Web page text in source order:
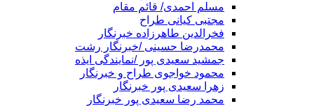
مسلم احمدی/ قائم مقام
مجتبی کیانی طراح
فخرالدین طاهرزاده خبرنگار
محمدرضا حسینی /خبرنگار رشت
جمشید سعیدی پور /نمایندگی ایذه
محمود خواجوی طراح و خبرنگار
زهرا سعیدی پور خبرنگار
محمد رضا سعیدی پور خبرنگار